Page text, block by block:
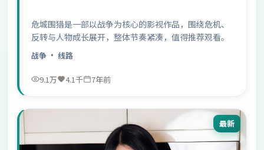
危城围猎是一部以战争为核心的影视作品，围绕危机、
反转与人物成长展开，整体节奏紧凑，值得推荐观看。
战争 · 线路
9.1万 4.1千 7年前
最新